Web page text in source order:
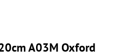
A03M Oxford